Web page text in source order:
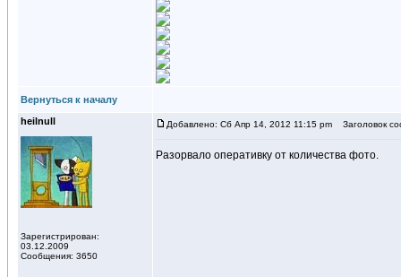
Вернуться к началу
heilnull
Зарегистрирован:
03.12.2009
Сообщения: 3650
Добавлено: Сб Апр 14, 2012 11:15 pm Заголовок
Разорвало оперативку от количества фото.